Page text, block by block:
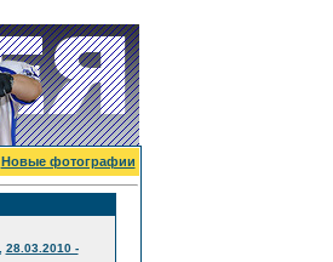
Новые фотографии
28.03.2010 -